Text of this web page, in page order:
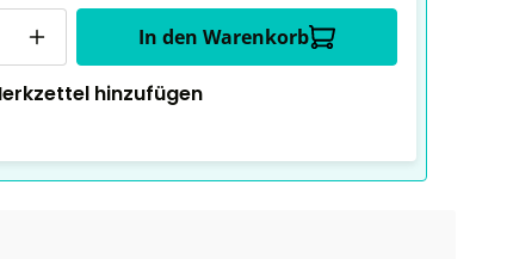
In den Warenkorb
hinzufügen